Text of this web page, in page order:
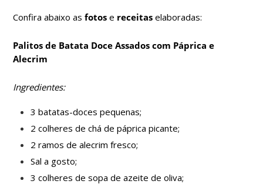
Confira abaixo asfotos e receitas elaboradas:
Palitos de Batata Doce Assados com Páprica e
Alecrim
Ingredientes:
3 batatas-doces pequenas;
2 colheres de chá de páprica picante;
2 ramos de alecrim fresco;
Sal a gosto;
3 colheres de sopa de azeite de oliva;